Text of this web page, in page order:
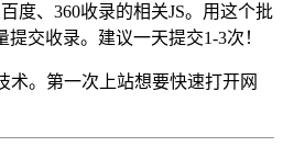
度、360收录的相关JS。用这个批
交收录。建议一天提交1-3次！
术。第一次上站想要快速打开网